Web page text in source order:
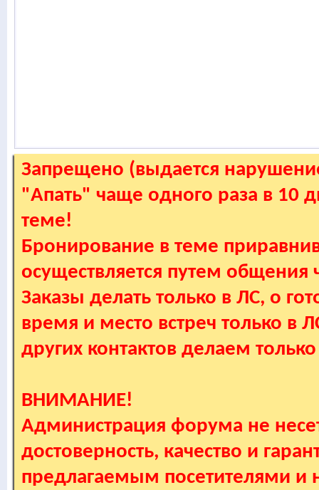
Запрещено (выдается
"Апать" чаще одного раза в 10
теме!
Бронирование в теме
осуществляется путем
Заказы делать только в ЛС, о
время и место встреч только в
других контактов делаем
ВНИМАНИЕ!
Администрация форума не
достоверность, качество и
предлагаемым посетителями и